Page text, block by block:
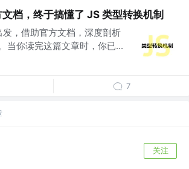
档，终于搞懂了 JS 类型转换机制
，借助官方文档，深度剖析
当你读完这篇文章时，你已...
7
关注